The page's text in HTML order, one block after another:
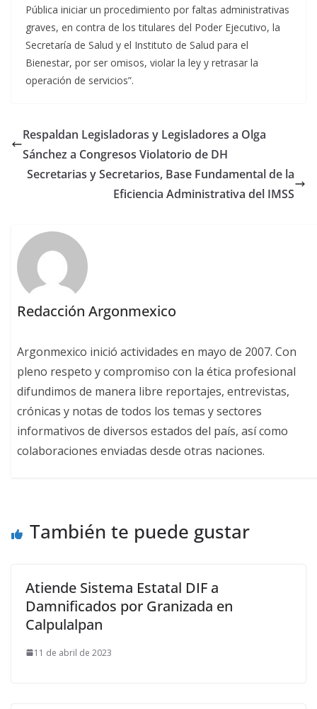
Pública iniciar un procedimiento por faltas administrativas
graves, en contra de los titulares del Poder Ejecutivo, la
Secretaría de Salud y el Instituto de Salud para el
Bienestar, por ser omisos, violar la ley y retrasar la
operación de servicios”.
Respaldan Legisladoras y Legisladores a Olga
Sánchez a Congresos Violatorio de DH
Secretarias y Secretarios, Base Fundamental de la
Eficiencia Administrativa del IMSS
Redacción Argonmexico
Argonmexico inició actividades en mayo de 2007. Con
pleno respeto y compromiso con la ética profesional
difundimos de manera libre reportajes, entrevistas,
crónicas y notas de todos los temas y sectores
informativos de diversos estados del país, así como
colaboraciones enviadas desde otras naciones.
También te puede gustar
Atiende Sistema Estatal DIF a
Damnificados por Granizada en
Calpulalpan
11 de abril de 2023